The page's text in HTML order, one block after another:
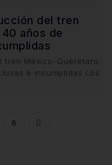
del tren
años de
México–Querétaro:
e incumplidas Los
6